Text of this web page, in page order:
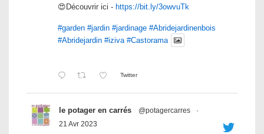
😍Découvrir ici - https://bit.ly/3owvuTk
#garden #jardin #jardinage #Abridejardinenbois
#Abridejardin #iziva #Castorama
Twitter
le potager en carrés @potagercarres
·
21 Avr 2023